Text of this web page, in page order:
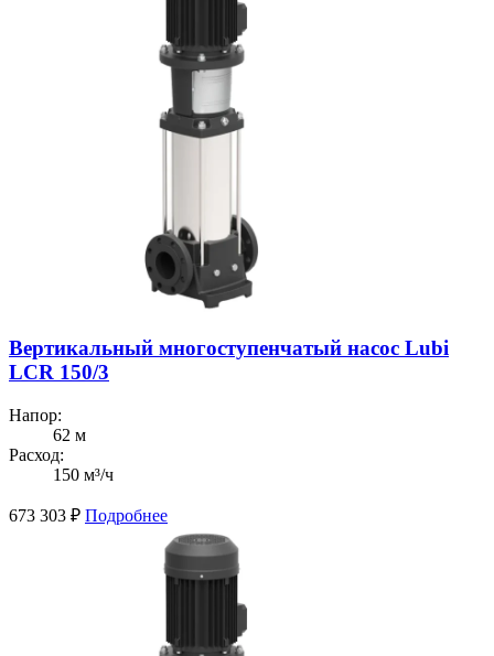
Вертикальный многоступенчатый насос Lubi
LCR 150/3
Напор:
62 м
Расход:
150 м³/ч
673 303 ₽ Подробнее